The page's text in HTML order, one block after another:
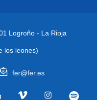
Logroño - La Rioja
los leones)
fer@fer.es